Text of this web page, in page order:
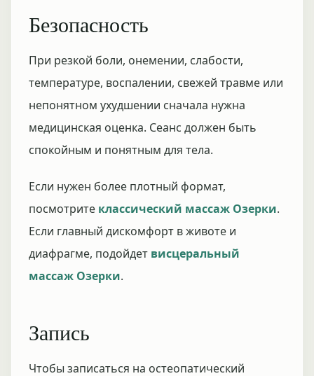
Безопасность
При резкой боли, онемении, слабости,
температуре, воспалении, свежей травме или
непонятном ухудшении сначала нужна
медицинская оценка. Сеанс должен быть
спокойным и понятным для тела.
Если нужен более плотный формат,
посмотрите классический массаж Озерки.
Если главный дискомфорт в животе и
диафрагме, подойдет висцеральный
массаж Озерки.
Запись
Чтобы записаться на остеопатический